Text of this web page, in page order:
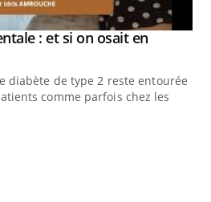
: et si on osait en
diabète de type 2 reste entourée
comme parfois chez les